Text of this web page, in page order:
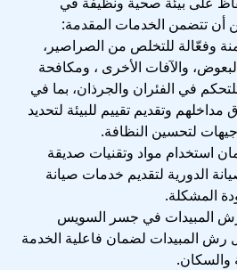
أن تتضمن الخدمات المقدمة:
وفعّالة للتخلص من الصراصير،
والآفات الأخرى ، ومكافحة
في الفئران والجرذان، بما في
مداخلهم وتقديم تقييم للبيئة لتحديد
لتحسين النظافة.
استخدام مواد وتقنيات صديقة
الدورية لتقديم خدمات صيانة
المشكلة.
المبيدات في جسر السويس
المبيدات لضمان فاعلية الخدمة
والسكان.